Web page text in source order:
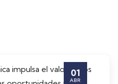
01
ABR